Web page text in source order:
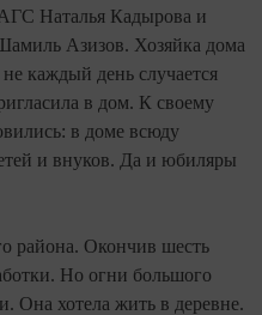
Наталья Кадырова и
Азизов. Хозяйка дома
не каждый день случается
в дом. К своему
в доме всюду
и внуков. Да и юбиляры
района. Окончив шесть
Но огни большого
Она хотела жить в деревне.